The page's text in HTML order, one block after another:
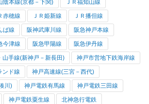
陰本線(京都－下関) ＪＲ福知山線
赤穂線 ＪＲ姫新線 ＪＲ播但線
ば線 阪神武庫川線 阪急神戸本線
今津線 阪急甲陽線 阪急伊丹線
山手線(新神戸－新長田) 神戸市営地下鉄海岸線
ンド線 神戸高速線(三宮－西代)
川) 神戸電鉄有馬線 神戸電鉄三田線
神戸電鉄粟生線 北神急行電鉄